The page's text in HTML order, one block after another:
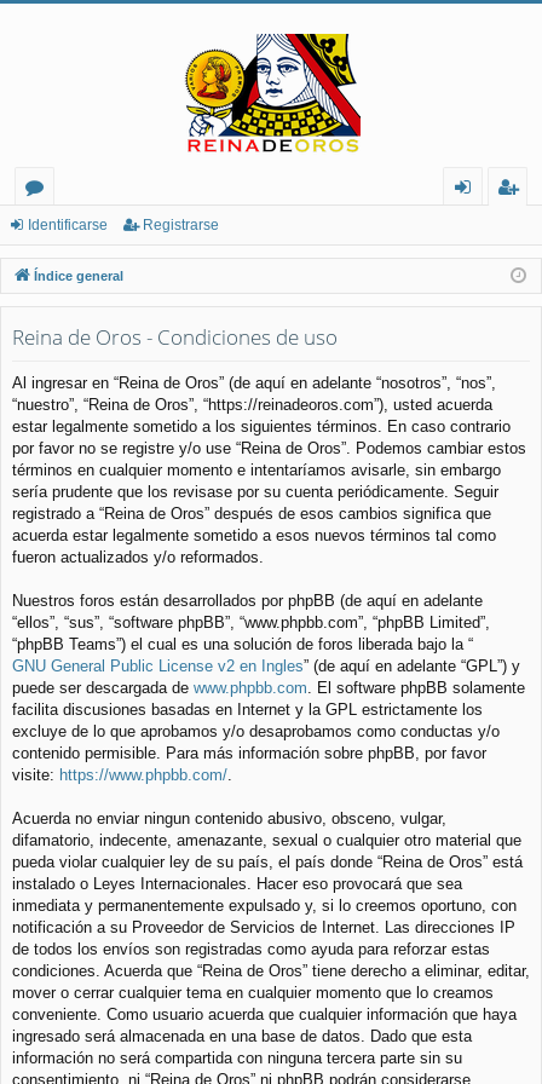
or
os
nt
ifi
rs
e
ist
ra
Identificarse Registrarse
Índice general
Reina de Oros - Condiciones de uso
Al ingresar en “Reina de Oros” (de aquí en adelante “nosotros”, “nos”,
“nuestro”, “Reina de Oros”, “https://reinadeoros.com”), usted acuerda
estar legalmente sometido a los siguientes términos. En caso contrario
por favor no se registre y/o use “Reina de Oros”. Podemos cambiar estos
términos en cualquier momento e intentaríamos avisarle, sin embargo
sería prudente que los revisase por su cuenta periódicamente. Seguir
registrado a “Reina de Oros” después de esos cambios significa que
acuerda estar legalmente sometido a esos nuevos términos tal como
fueron actualizados y/o reformados.
Nuestros foros están desarrollados por phpBB (de aquí en adelante
“ellos”, “sus”, “software phpBB”, “www.phpbb.com”, “phpBB Limited”,
“phpBB Teams”) el cual es una solución de foros liberada bajo la “
GNU General Public License v2 en Ingles” (de aquí en adelante “GPL”) y
puede ser descargada de www.phpbb.com . El software phpBB solamente
facilita discusiones basadas en Internet y la GPL estrictamente los
excluye de lo que aprobamos y/o desaprobamos como conductas y/o
contenido permisible. Para más información sobre phpBB, por favor
visite: https://www.phpbb.com/
Acuerda no enviar ningun contenido abusivo, obsceno, vulgar,
difamatorio, indecente, amenazante, sexual o cualquier otro material que
pueda violar cualquier ley de su país, el país donde “Reina de Oros” está
instalado o Leyes Internacionales. Hacer eso provocará que sea
inmediata y permanentemente expulsado y, si lo creemos oportuno, con
notificación a su Proveedor de Servicios de Internet. Las direcciones IP
de todos los envíos son registradas como ayuda para reforzar estas
condiciones. Acuerda que “Reina de Oros” tiene derecho a eliminar, editar,
mover o cerrar cualquier tema en cualquier momento que lo creamos
conveniente. Como usuario acuerda que cualquier información que haya
ingresado será almacenada en una base de datos. Dado que esta
información no será compartida con ninguna tercera parte sin su
consentimiento, ni “Reina de Oros” ni phpBB podrán considerarse